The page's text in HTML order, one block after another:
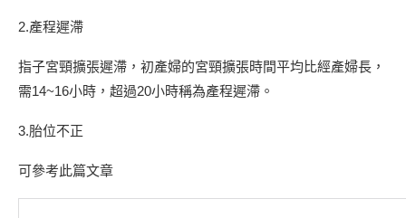
2.產程遲滯
指子宮頸擴張遲滯，初產婦的宮頸擴張時間平均比經產婦長，
需14~16小時，超過20小時稱為產程遲滯。
3.胎位不正
可參考此篇文章